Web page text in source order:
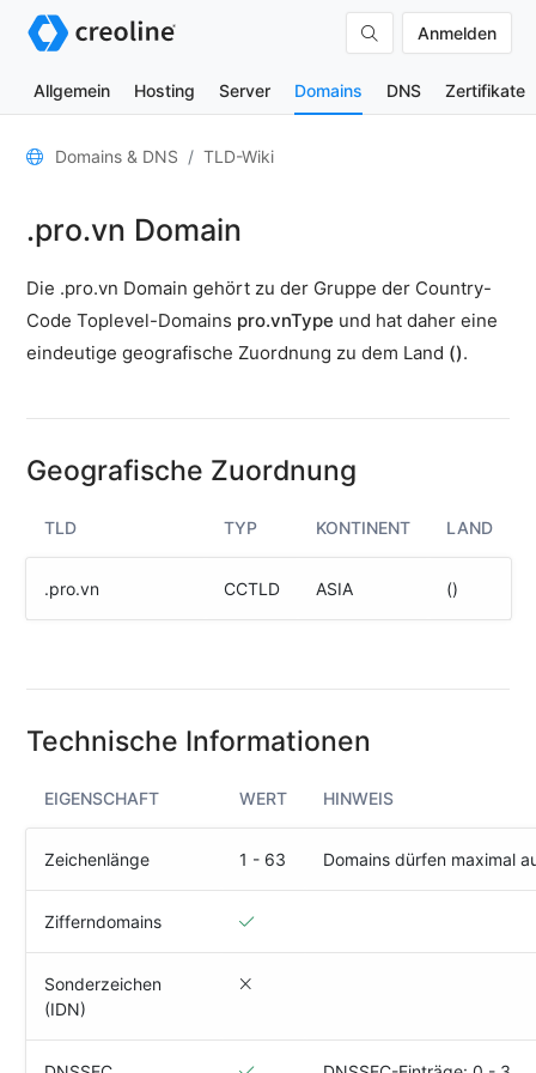
Anmelden
Allgemein Hosting Server Domains DNS Zertifikate
Allgemein
Kontakte
TLD-
Lookup
Test
(IPv4
IPv6)
Domain
SECURITY
Responsible
Disclosure
RESSOURCEN
creoline.com
Kundencenter
Domains & DNS TLD-Wiki
.pro.vn Domain
Die .pro.vn Domain gehört zu der Gruppe der Country-
Code Toplevel-Domains pro.vnType und hat daher eine
eindeutige geografische Zuordnung zu dem Land ().
Geografische Zuordnung
TLD TYP KONTINENT LAND
.pro.vn CCTLD ASIA ()
Technische Informationen
EIGENSCHAFT WERT HINWEIS
Zeichenlänge 1 - 63 Domains dürfen maximal
Zifferndomains
Sonderzeichen
(IDN)